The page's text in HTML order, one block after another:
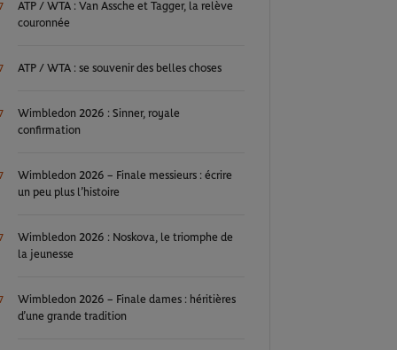
ATP / WTA : Van Assche et Tagger, la relève
couronnée
ATP / WTA : se souvenir des belles choses
Wimbledon 2026 : Sinner, royale
confirmation
Wimbledon 2026 – Finale messieurs : écrire
un peu plus l’histoire
Wimbledon 2026 : Noskova, le triomphe de
la jeunesse
Wimbledon 2026 – Finale dames : héritières
d’une grande tradition